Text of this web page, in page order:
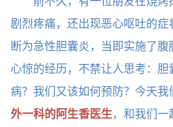
剧烈疼痛，还出现恶心呕吐的
断为急性胆囊炎，当即实施了
心惊的经历，不禁让人思考：
病？我们又该如何预防？今天我
外一科的阿生香医生，和我们一